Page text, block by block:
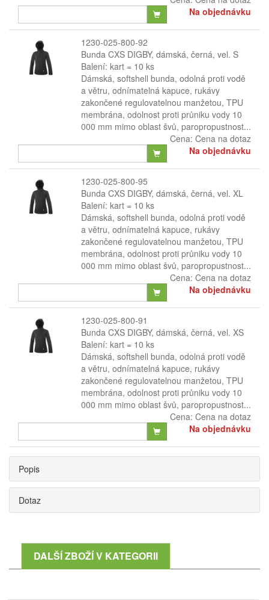
Na objednávku
1230-025-800-92
Bunda CXS DIGBY, dámská, černá, vel. S
Balení: kart = 10 ks
Dámská, softshell bunda, odolná proti vodě
a větru, odnímatelná kapuce, rukávy
zakončené regulovatelnou manžetou, TPU
membrána, odolnost proti průniku vody 10
000 mm mimo oblast švů, paropropustnost...
Cena: Cena na dotaz
Na objednávku
1230-025-800-95
Bunda CXS DIGBY, dámská, černá, vel. XL
Balení: kart = 10 ks
Dámská, softshell bunda, odolná proti vodě
a větru, odnímatelná kapuce, rukávy
zakončené regulovatelnou manžetou, TPU
membrána, odolnost proti průniku vody 10
000 mm mimo oblast švů, paropropustnost...
Cena: Cena na dotaz
Na objednávku
1230-025-800-91
Bunda CXS DIGBY, dámská, černá, vel. XS
Balení: kart = 10 ks
Dámská, softshell bunda, odolná proti vodě
a větru, odnímatelná kapuce, rukávy
zakončené regulovatelnou manžetou, TPU
membrána, odolnost proti průniku vody 10
000 mm mimo oblast švů, paropropustnost...
Cena: Cena na dotaz
Na objednávku
Popis
Dotaz
DALŠÍ ZBOŽÍ V KATEGORII